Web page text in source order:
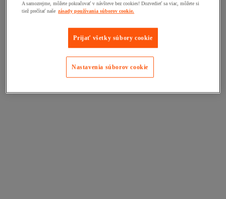
A samozrejme, môžete pokračovať v návšteve bez cookies! Dozvedieť sa viac, môžete si
tiež prečítať naše zásady používania súborov cookie.
Prijať všetky súbory cookie
Nastavenia súborov cookie